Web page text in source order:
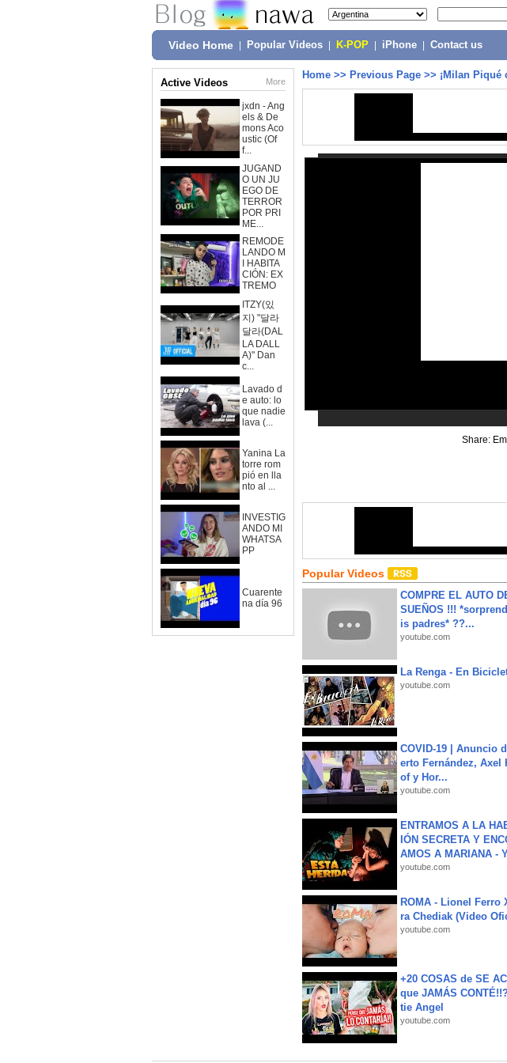
Video Home Popular Videos K-POP iPhone Contact us
Active Videos More
jxdn - Ang
els & De
mons Aco
ustic (Of
f...
JUGAND
O UN JU
EGO DE
TERROR
POR PRI
ME...
REMODE
LANDO M
I HABITA
CIÓN: EX
TREMO
ITZY(있
지) "달라
달라(DAL
LA DALL
A)" Dan
c...
Lavado d
e auto: lo
que nadie
lava (...
Yanina La
torre rom
pió en lla
nto al ...
INVESTIG
ANDO MI
WHATSA
PP
Cuarente
na día 96
Home >> Previous Page >> ¡Milan Piqué
Share:
Popular Videos
COMPRE EL AUTO
SUEÑOS !!!
is padres* ??...
youtube.com
La Renga - En
youtube.com
COVID-19 | Anuncio
erto Fernández, Axel
of y Hor...
youtube.com
ENTRAMOS A LA
IÓN SECRETA Y
AMOS A MARIANA -
youtube.com
ROMA - Lionel Ferro
ra Chediak (Video
youtube.com
+20 COSAS de SE
que JAMÁS
tie Angel
youtube.com